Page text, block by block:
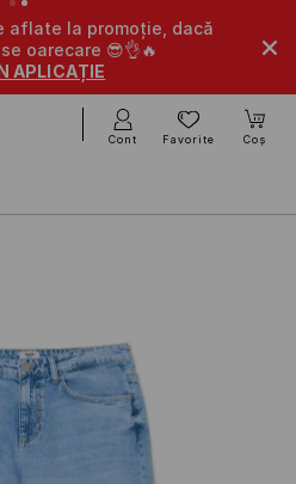
aflate la promoție, dacă
oarecare 😎👌🔥
APLICAȚIE
Cont Favorite Coș